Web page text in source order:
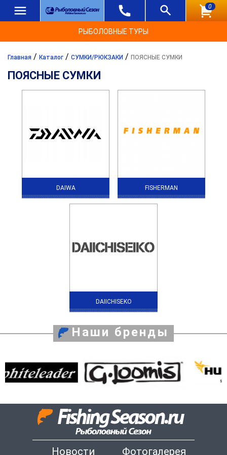
0
РЫБОЛОВНЫЕ ТУРЫ
Главная / Каталог / СУМКИ/РЮКЗАКИ / ПОЯСНЫЕ СУМКИ
ПОЯСНЫЕ СУМКИ
DAIWA FISHERMAN
DAIICHISEKO
Наши бренды
Новости Фотогалерея